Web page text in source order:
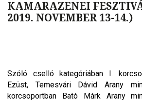
KAMARAZENEI
2019. NOVEMBER 13-14.)
Szóló cselló kategóriában I.
Ezüst, Temesvári Dávid Arany
korcsoportban Bató Márk Arany